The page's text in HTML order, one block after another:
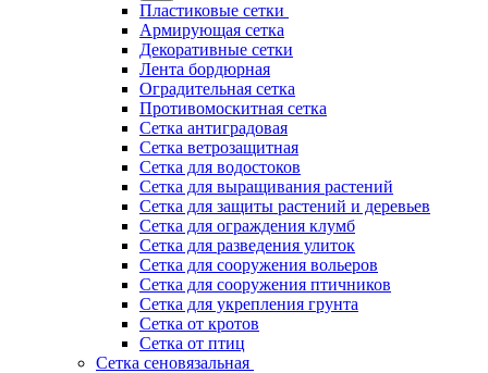
Пластиковые сетки
Армирующая сетка
Декоративные сетки
Лента бордюрная
Оградительная сетка
Противомоскитная сетка
Сетка антиградовая
Сетка ветрозащитная
Сетка для водостоков
Сетка для выращивания растений
Сетка для защиты растений и деревьев
Сетка для ограждения клумб
Сетка для разведения улиток
Сетка для сооружения вольеров
Сетка для сооружения птичников
Сетка для укрепления грунта
Сетка от кротов
Сетка от птиц
Сетка сеновязальная